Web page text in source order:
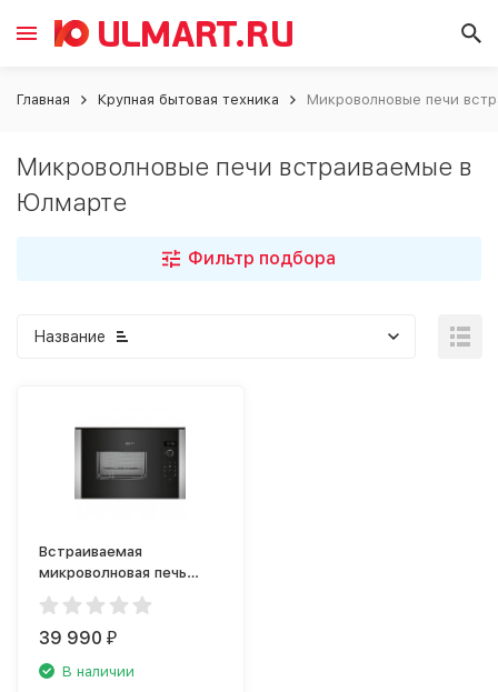
Главная Крупная бытовая техника Микроволновые печи
Микроволновые печи встраиваемые в
Юлмарте
Фильтр подбора
Название
Встраиваемая
микроволновая печь
NEFF HLAGD53N0
39 990₽
В наличии